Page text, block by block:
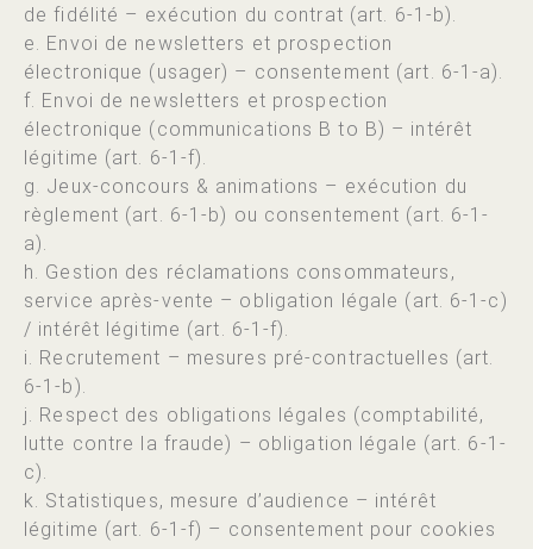
de fidélité – exécution du contrat (art. 6-1-b).
e. Envoi de newsletters et prospection
électronique (usager) – consentement (art. 6-1-a).
f. Envoi de newsletters et prospection
électronique (communications B to B) – intérêt
légitime (art. 6-1-f).
g. Jeux-concours & animations – exécution du
règlement (art. 6-1-b) ou consentement (art. 6-1-
a).
h. Gestion des réclamations consommateurs,
service après-vente – obligation légale (art. 6-1-c)
/ intérêt légitime (art. 6-1-f).
i. Recrutement – mesures pré-contractuelles (art.
6-1-b).
j. Respect des obligations légales (comptabilité,
lutte contre la fraude) – obligation légale (art. 6-1-
c).
k. Statistiques, mesure d’audience – intérêt
légitime (art. 6-1-f) – consentement pour cookies